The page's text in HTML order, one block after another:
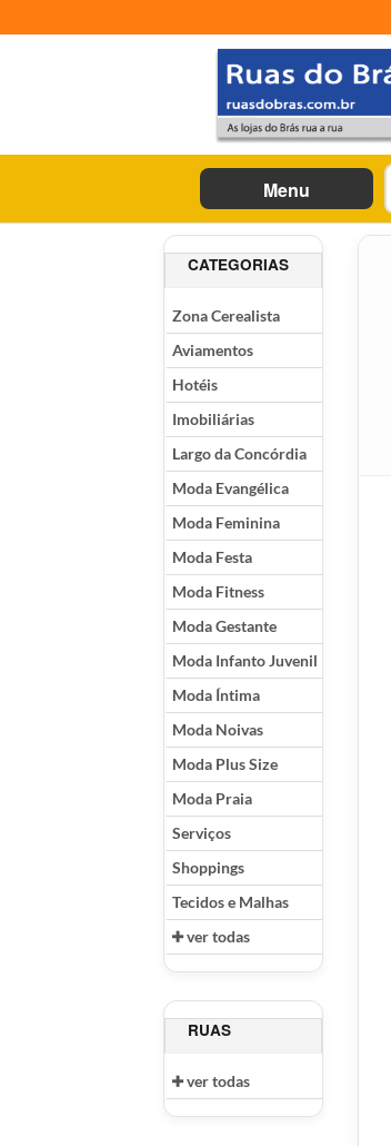
Menu
CATEGORIAS
Zona Cerealista
Aviamentos
Hotéis
Imobiliárias
Largo da Concórdia
Moda Evangélica
Moda Feminina
Moda Festa
Moda Fitness
Moda Gestante
Moda Infanto Juvenil
Moda Íntima
Moda Noivas
Moda Plus Size
Moda Praia
Serviços
Shoppings
Tecidos e Malhas
ver todas
RUAS
ver todas